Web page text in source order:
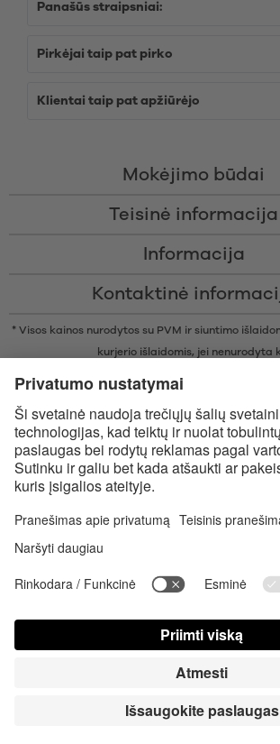
Panašūs straipsniai:
Pirkėjai taip pat pirko
Klientai taip pat apžiūrėjo
Mokėjimo būdai
Teisinė informacija
Informacija
Kontaktinė
* Visos kainos nurodytos su PVM ir siuntimo
kurjerio išlaidomis, jei nenurodyta
* Žodinis prekių ženklas Bluetooth® ir logotipai yra
SIG, Inc.“ prekių ženklai ir bet koks tokių prekių
įmonėje „Satisfyer GmbH“ yra
„Apple“, „Apple“ logotipas ir „Apple Watch“ yra
ženklai. „Google Play“ ir „Google Play“ logotipas
Contact us today Slapukų
Kontaktinė informacija